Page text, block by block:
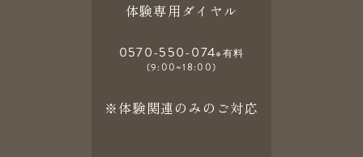
体験専用ダイヤル
0570-550-074※有料
(9:00~18:00)
※体験関連のみのご対応